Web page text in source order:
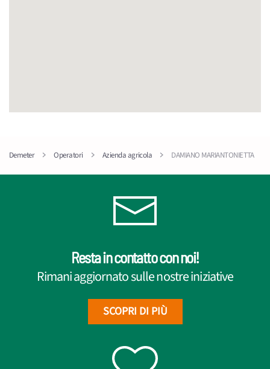
Demeter Operatori Azienda agricola DAMIANO MARIANTONIETTA
Resta in contatto con noi!
Rimani aggiornato sulle nostre iniziative
SCOPRI DI PIÙ